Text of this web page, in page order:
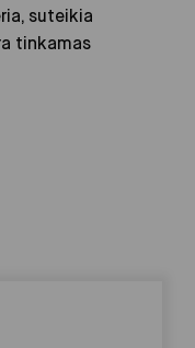
suteikia
tinkamas